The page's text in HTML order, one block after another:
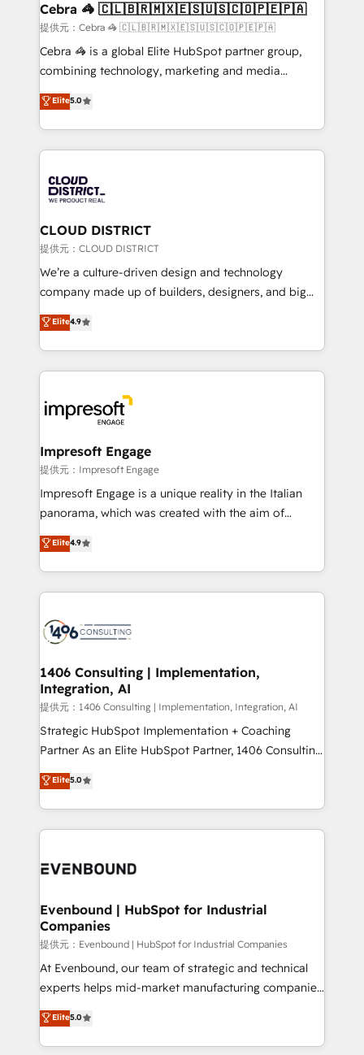
CS: 245% organic growth & +751% new visitors for a
full-funnel HubSpot project ✨ CS: 415% conversion
boost with a new HubSpot site Recognized leaders:
🏆 HubSpot Platform Migration Impact Award 🏆
Inbound Campaign of the Year 🏆 Gold AVA Digital
Award for Best Website 🌟 Accreditations: CRM
Cebra 🦓 🇨🇱🇧🇷🇲🇽🇪🇸🇺🇸🇨🇴🇵🇪🇵🇦
提供元：Cebra 🦓 🇨🇱🇧🇷🇲🇽🇪🇸🇺🇸🇨🇴🇵🇪🇵🇦
Cebra 🦓 is a global Elite HubSpot partner group,
combining technology, marketing and media
expertise across Latin America and Southern
Europe, with teams across 7 countries. Born in Chile,
we combine local insight with international reach to
help businesses grow through technology, creativity,
500+ HubSpot implementations, building end-to-
end solutions that integrate CRM, AI automation,
inbound and loop marketing, content, and digital
creativity. Our multicultural team works in Spanish,
Portuguese, and English to design scalable strategies
that drive measurable growth. 🌎 Highlights: • 10+
Platform Migration Excellence. • Top 3 Partner of the
Year LATAM 2022, 2023, 2024, 2025. • Partner of the
business with HubSpot? Let Cebra’s experts help
you grow faster, smarter, and with impact.
Elite5.0
CLOUD DISTRICT
提供元：CLOUD DISTRICT
We’re a culture-driven design and technology
company made up of builders, designers, and big
thinkers. We blend strategy, design, and
development—always fueled by curiosity—to turn
ideas, opportunities, and challenges into meaningful
experiences. To us, technology is more than just
and—most importantly—simple. That’s why we lean
into bold ideas and shape them into thoughtful
products and strategies that actually make a
difference.
Elite4.9
Impresoft Engage
提供元：Impresoft Engage
Impresoft Engage is a unique reality in the Italian
panorama, which was created with the aim of
putting Customer Experience at the center by
creating digital environments capable of integrating
people, processes and data. We offer the best
digital solutions on the market, ranging from CRM
marketing automation to online and offline sales
allowing companies to optimize processes and meet
the needs of the customer. We are part of Impresoft
Group, a group of specialized and complementary
companies that divide their offer into 4
Competence Centers: Smart Manufacturing,
The synergies generated by these integrations,
together with the combination of talents, skills,
to accompany companies on their digital
Elite4.9
1406 Consulting | Implementation,
Integration, AI
提供元：1406 Consulting | Implementation, Integration, AI
Strategic HubSpot Implementation + Coaching
Partner As an Elite HubSpot Partner, 1406 Consulting
helps mid-market revenue teams transform how
they sell, market, and serve. We don't just build your
HubSpot—we teach your team to own it, then stay
to help you keep winning. What We Do ⚙️ CRM
Data & Content 📈 Sales & Marketing Alignment +
Agent Creation 🔄 Custom Integrations & Data
Migration Why 1406 We become part of your team.
Your team learns while we build. We fix what others
broke. Built for mid-market reality—practical
solutions that work with your actual headcount and
HubSpot partners 🔄 Top 5% globally in client
retention 📅 8+ years of consistent results since 2017
Elite5.0
Evenbound | HubSpot for Industrial
Companies
提供元：Evenbound | HubSpot for Industrial Companies
At Evenbound, our team of strategic and technical
experts helps mid-market manufacturing companies
achieve real growth. We specialize in delivering
tailored solutions that drive results by leveraging
HubSpot’s platform and data to fuel success.
Elite5.0